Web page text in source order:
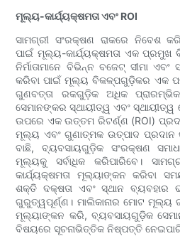
ମୂଲ୍ୟ-କାର୍ଯ୍ୟକ୍ଷମତା ଏବଂ ROI
ସାମଗ୍ରୀ ସଂରକ୍ଷଣ ରାକରେ ନିବେଶ
ପାଇଁ ମୂଲ୍ୟ-କାର୍ଯ୍ୟକ୍ଷମତା ଏକ ପ୍ରମୁଖ
ନିର୍ମାତାମାନେ ବିଭିନ୍ନ ବଜେଟ୍ ସୀମା
କରିବା ପାଇଁ ମୂଲ୍ୟ ବିକଳ୍ପଗୁଡ଼ିକର ଏକ
ଗୁଣବତ୍ତା ରକଗୁଡ଼ିକ ଅଧିକ
ସେମାନଙ୍କର ସ୍ଥାୟୀତ୍ୱ ଏବଂ ସ୍ଥାୟୀତ୍ୱ
ଉପରେ ଏକ ଉତ୍ତମ ରିଟର୍ଣ୍ଣ (ROI)
ମୂଲ୍ୟ ଏବଂ ଗୁଣାତ୍ମକ ଉତ୍ପାଦ ପ୍ରଦାନ
ବାଛି, ବ୍ୟବସାୟଗୁଡ଼ିକ ସଂରକ୍ଷଣ
ମୂଲ୍ୟକୁ ସର୍ବାଧିକ କରିପାରିବେ।
କାର୍ଯ୍ୟକ୍ଷମତା ମୂଲ୍ୟାଙ୍କନ କରିବା
ଶକ୍ତି ଦକ୍ଷତା ଏବଂ ସ୍ଥାନ ବ୍ୟବହାର
ଗୁରୁତ୍ୱପୂର୍ଣ୍ଣ। ମାଲିକାନାର ମୋଟ ମୂଲ୍ୟ
ମୂଲ୍ୟାଙ୍କନ କରି, ବ୍ୟବସାୟଗୁଡ଼ିକ
ବିଷୟରେ ସୂଚନାଭିତ୍ତିକ ନିଷ୍ପତ୍ତି